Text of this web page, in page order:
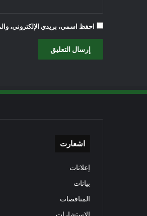
احفظ اسمي، بريدي الإلكتروني،
اشعارت
إعلانات
بيانات
المناقصات